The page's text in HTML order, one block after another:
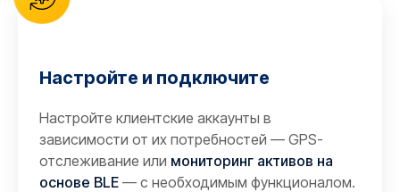
Настройте и подключите
Настройте клиентские аккаунты в
зависимости от их потребностей — GPS-
отслеживание или мониторинг активов на
основе BLE — с необходимым функционалом.